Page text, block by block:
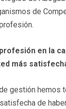
de
en la
más
gestión hemos
de